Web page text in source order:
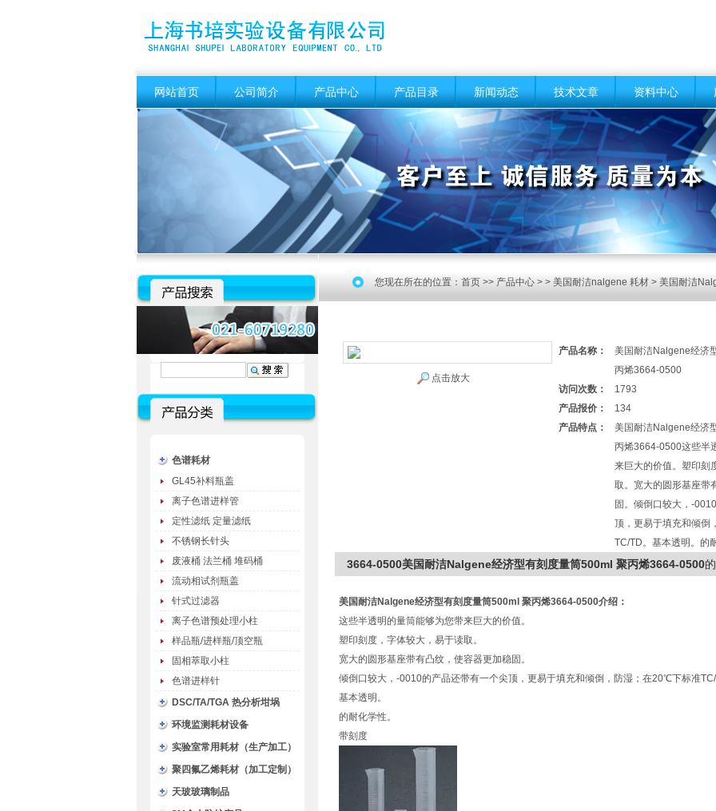
网站首页 公司简介 产品中心 产品目录 新闻动态 技术文章 资料中心
色谱耗材
GL45补料瓶盖
离子色谱进样管
定性滤纸 定量滤纸
不锈钢长针头
废液桶 法兰桶 堆码桶
流动相试剂瓶盖
针式过滤器
离子色谱预处理小柱
样品瓶/进样瓶/顶空瓶
固相萃取小柱
色谱进样针
DSC/TA/TGA 热分析坩埚
环境监测耗材设备
实验室常用耗材（生产加工）
聚四氟乙烯耗材（加工定制）
天玻玻璃制品
您现在所在的位置： 首页 >> 产品中心 > > 美国耐洁nalgene 耗材 > 美国耐洁
点击放大
产品名称：
美国耐洁Nalgene经济
丙烯3664-0500
访问次数：
1793
产品报价：
134
产品特点：
美国耐洁Nalgene经济
丙烯3664-0500这些半
来巨大的价值。塑印刻
取。宽大的圆形基座带
固。倾倒口较大，-
顶，更易于填充和倾
TC/TD。基本透明。的
3664-0500美国耐洁Nalgene经济型有刻度量筒500ml 聚丙烯3664-0500
美国耐洁Nalgene经济型有刻度量筒500ml 聚丙烯3664-0500介绍：
这些半透明的量筒能够为您带来巨大的价值。
塑印刻度，字体较大，易于读取。
宽大的圆形基座带有凸纹，使容器更加稳固。
倾倒口较大，-0010的产品还带有一个尖顶，更易于填充和倾倒，防湿；在20℃下标准TC/
基本透明。
的耐化学性。
带刻度